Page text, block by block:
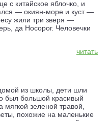
с китайское яблочко, и
— окиян-море и куст —
жили три зверя —
да Носорог. Человечки
читать
из школы, дети шли
был большой красивый
зеленой травой,
похожие на маленькие